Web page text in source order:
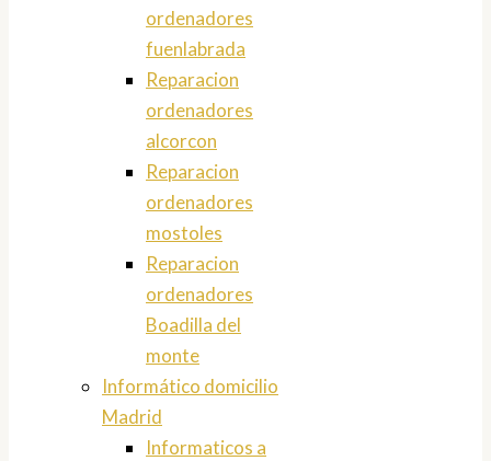
ordenadores
fuenlabrada
Reparacion
ordenadores
alcorcon
Reparacion
ordenadores
mostoles
Reparacion
ordenadores
Boadilla del
monte
Informático domicilio
Madrid
Informaticos a